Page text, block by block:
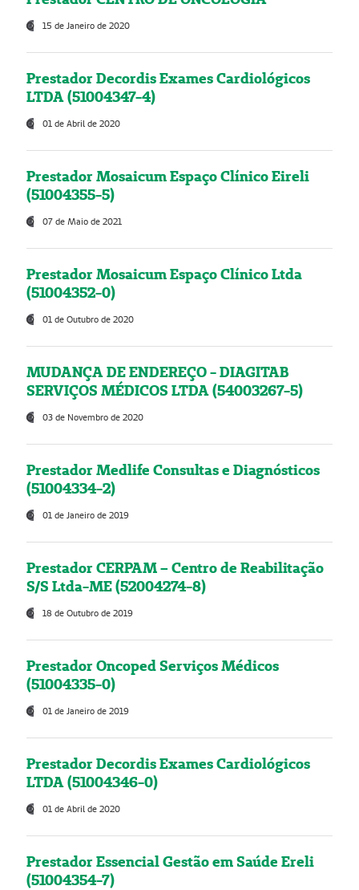
15 de Janeiro de 2020
Prestador Decordis Exames Cardiológicos
LTDA (51004347-4)
01 de Abril de 2020
Prestador Mosaicum Espaço Clínico Eireli
(51004355-5)
07 de Maio de 2021
Prestador Mosaicum Espaço Clínico Ltda
(51004352-0)
01 de Outubro de 2020
MUDANÇA DE ENDEREÇO - DIAGITAB
SERVIÇOS MÉDICOS LTDA (54003267-5)
03 de Novembro de 2020
Prestador Medlife Consultas e Diagnósticos
(51004334-2)
01 de Janeiro de 2019
Prestador CERPAM – Centro de Reabilitação
S/S Ltda-ME (52004274-8)
18 de Outubro de 2019
Prestador Oncoped Serviços Médicos
(51004335-0)
01 de Janeiro de 2019
Prestador Decordis Exames Cardiológicos
LTDA (51004346-0)
01 de Abril de 2020
Prestador Essencial Gestão em Saúde Ereli
(51004354-7)